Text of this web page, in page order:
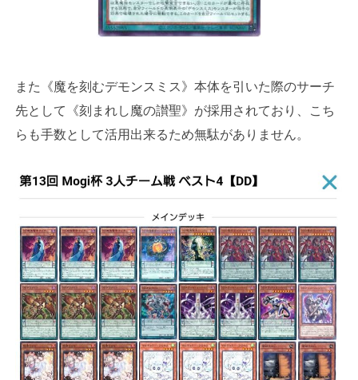
また《魔を刻むデモンスミス》本体を引いた際のサーチ
先として《刻まれし魔の讃聖》が採用されており、こち
らも手数として活用出来るため無駄がありません。